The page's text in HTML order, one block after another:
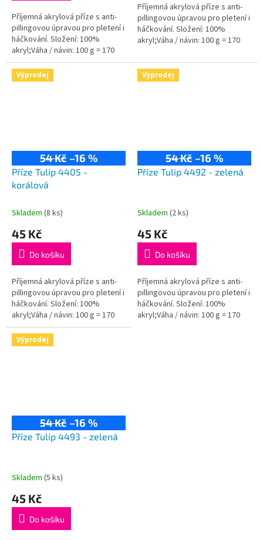
Příjemná akrylová příze s anti-
pillingovou úpravou pro pletení i
háčkování. Složení: 100%
akryl;Váha / návin: 100 g = 170
m;Doporučená velikost jehlic /...
5
hvězdiček.
Příjemná akrylová příze s anti-
pillingovou úpravou pro pletení i
háčkování. Složení: 100%
akryl;Váha / návin: 100 g = 170
Výprodej
54 Kč –16 %
Příze Tulip 4405 -
korálová
Skladem (8 ks)
45 Kč
Do košíku
Příjemná akrylová příze s anti-
pillingovou úpravou pro pletení i
háčkování. Složení: 100%
akryl;Váha / návin: 100 g = 170
m;Doporučená velikost jehlic /...
Výprodej
54 Kč –16 %
Příze Tulip 4492 - zelená
Skladem (2 ks)
45 Kč
Do košíku
Příjemná akrylová příze s anti-
pillingovou úpravou pro pletení i
háčkování. Složení: 100%
akryl;Váha / návin: 100 g = 170
Výprodej
54 Kč –16 %
Příze Tulip 4493 - zelená
Skladem (5 ks)
45 Kč
Do košíku